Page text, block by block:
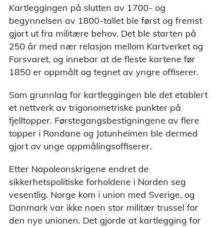
Kartleggingen på slutten av 1700- og
begynnelsen av 1800-tallet ble først og fremst
gjort ut fra militære behov. Det ble starten på
250 år med nær relasjon mellom Kartverket og
Forsvaret, og innebar at de fleste kartene før
1850 er oppmålt og tegnet av yngre offiserer.
Som grunnlag for kartleggingen ble det etablert
et nettverk av trigonometriske punkter på
fjelltopper. Førstegangsbestigningene av flere
topper i Rondane og Jotunheimen ble dermed
gjort av unge oppmålingsoffiserer.
Etter Napoleonskrigene endret de
sikkerhetspolitiske forholdene i Norden seg
vesentlig. Norge kom i union med Sverige, og
Danmark var ikke noen stor militær trussel for
den nye unionen. Det gjorde at kartlegging for